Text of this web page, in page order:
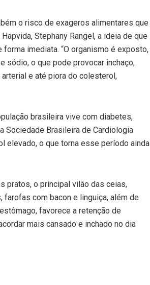
o risco de exageros alimentares que
Stephany Rangel, a ideia de que
imediata. “O organismo é exposto,
sódio, o que pode provocar inchaço,
e até piora do colesterol,
brasileira vive com diabetes,
Sociedade Brasileira de Cardiologia
elevado, o que torna esse período ainda
pratos, o principal vilão das ceias,
com bacon e linguiça, além de
favorece a retenção de
mais cansado e inchado no dia